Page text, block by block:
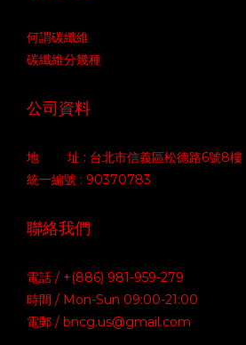
何謂碳纖維
碳纖維分幾種
公司資料
地 址 : 台北市信義區松德路6號8樓
統一編號 : 90370783
聯絡我們
電話 / +(886) 981-959-279
時間 / Mon-Sun 09:00-21:00
電郵 / bncg.us@gmail.com